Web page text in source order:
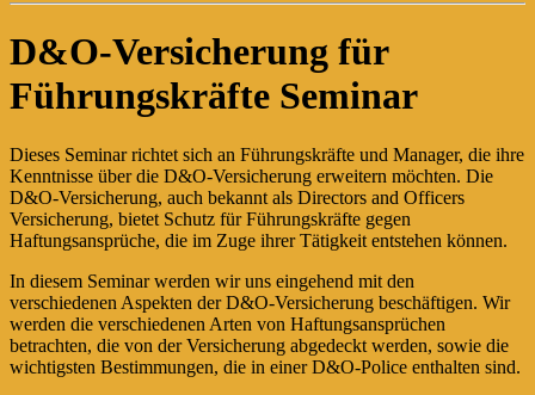
D&O-Versicherung für
Führungskräfte Seminar
Dieses Seminar richtet sich an Führungskräfte und Manager, die ihre
Kenntnisse über die D&O-Versicherung erweitern möchten. Die
D&O-Versicherung, auch bekannt als Directors and Officers
Versicherung, bietet Schutz für Führungskräfte gegen
Haftungsansprüche, die im Zuge ihrer Tätigkeit entstehen können.
In diesem Seminar werden wir uns eingehend mit den
verschiedenen Aspekten der D&O-Versicherung beschäftigen. Wir
werden die verschiedenen Arten von Haftungsansprüchen
betrachten, die von der Versicherung abgedeckt werden, sowie die
wichtigsten Bestimmungen, die in einer D&O-Police enthalten sind.